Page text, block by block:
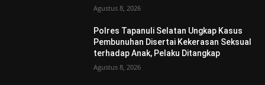
Agustus 8, 2026
Polres Tapanuli Selatan Ungkap Kasus
Pembunuhan Disertai Kekerasan Seksual
terhadap Anak, Pelaku Ditangkap
Agustus 8, 2026